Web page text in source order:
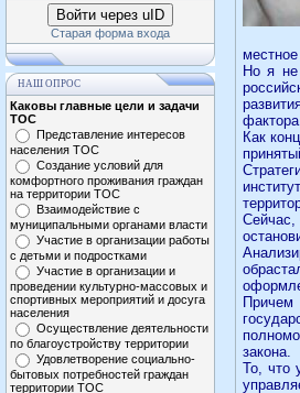
Войти через uID
Старая форма входа
НАШ ОПРОС
Каковы главные цели и задачи
ТОС
Представление интересов
населения ТОС
Создание условий для
комфортного проживания граждан
на территории ТОС
Взаимодействие с
муниципальными органами власти
Участие в организации работы
с детьми и подростками
Участие в организации и
проведении культурно-массовых и
спортивных мероприятий и досуга
населения
Осуществление деятельности
по благоустройству территории
Удовлетворение социально-
бытовых потребностей граждан
территории ТОС
Но я не
Как
закона.
То, что